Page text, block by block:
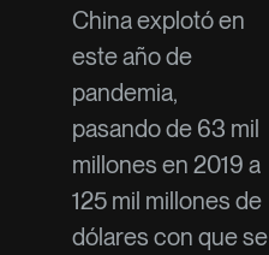
China explotó en
este año de
pandemia,
pasando de 63 mil
millones en 2019 a
125 mil millones de
dólares con que se